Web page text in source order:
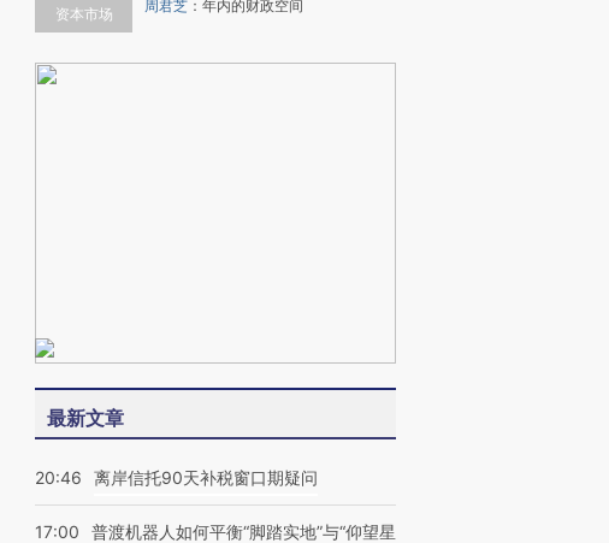
资本市场 周君芝 ： 年内的财政空间
最新文章
20:46 离岸信托90天补税窗口期疑问
17:00
普渡机器人如何平衡“脚踏实地”与“仰望星